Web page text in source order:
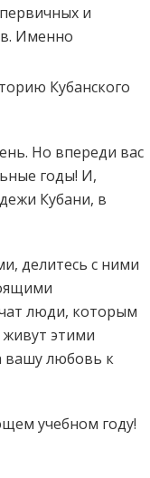
и
Именно
Кубанского
Но впереди вас
годы! И,
Кубани, в
делитесь с ними
люди, которым
живут этими
вашу любовь к
учебном году!